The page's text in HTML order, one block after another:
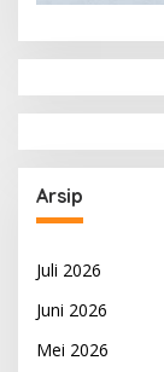
Arsip
Juli 2026
Juni 2026
Mei 2026